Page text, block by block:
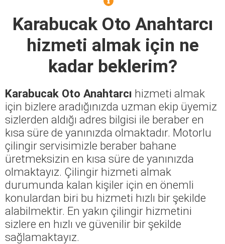
Karabucak Oto Anahtarcı
hizmeti almak için ne
kadar beklerim?
Karabucak Oto Anahtarcı hizmeti almak
için bizlere aradığınızda uzman ekip üyemiz
sizlerden aldığı adres bilgisi ile beraber en
kısa süre de yanınızda olmaktadır. Motorlu
çilingir servisimizle beraber bahane
üretmeksizin en kısa süre de yanınızda
olmaktayız. Çilingir hizmeti almak
durumunda kalan kişiler için en önemli
konulardan biri bu hizmeti hızlı bir şekilde
alabilmektir. En yakın çilingir hizmetini
sizlere en hızlı ve güvenilir bir şekilde
sağlamaktayız.